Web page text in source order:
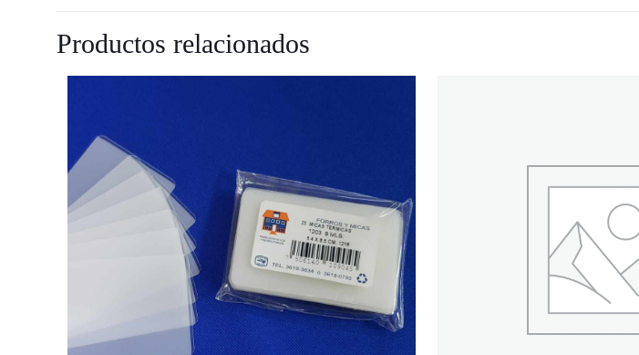
Productos relacionados